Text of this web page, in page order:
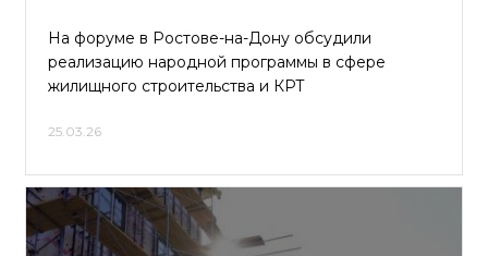
На форуме в Ростове-на-Дону обсудили
реализацию народной программы в сфере
жилищного строительства и КРТ
25.03.26